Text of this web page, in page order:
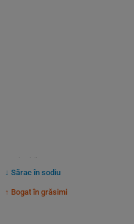
gratuit.
↓ Sărac în sodiu
↑ Bogat în grăsimi